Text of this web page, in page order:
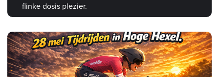
flinke dosis plezier.